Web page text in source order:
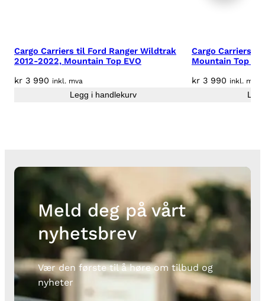
Cargo Carriers til Ford Ranger Wildtrak
2012-2022, Mountain Top EVO
kr 3 990 inkl. mva
Legg i handlekurv
Cargo Carriers til
Mountain Top
kr 3 990 inkl. mva
Meld deg på vårt
nyhetsbrev
Vær den første til å høre om tilbud og
nyheter